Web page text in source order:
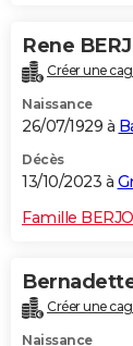
Rene
Créer une
Naissance
26/07/1929 à
Décès
13/10/2023 à
Famille
Créer une
Naissance